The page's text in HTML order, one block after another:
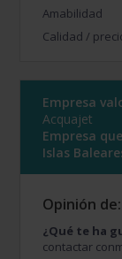
Amabilidad
Calidad /
Empresa
Acquajet
Empresa
Islas
Opinión
¿Qué te ha
contactar